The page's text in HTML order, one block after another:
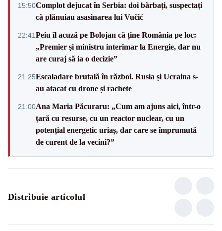
15:50Complot dejucat în Serbia: doi bărbați, suspectați
că plănuiau asasinarea lui Vučić
22:41Peiu îl acuză pe Bolojan că ține România pe loc:
„Premier și ministru interimar la Energie, dar nu
are curaj să ia o decizie”
21:25Escaladare brutală în război. Rusia și Ucraina s-
au atacat cu drone și rachete
21:00Ana Maria Păcuraru: „Cum am ajuns aici, într-o
țară cu resurse, cu un reactor nuclear, cu un
potențial energetic uriaș, dar care se împrumută
de curent de la vecini?”
Distribuie articolul